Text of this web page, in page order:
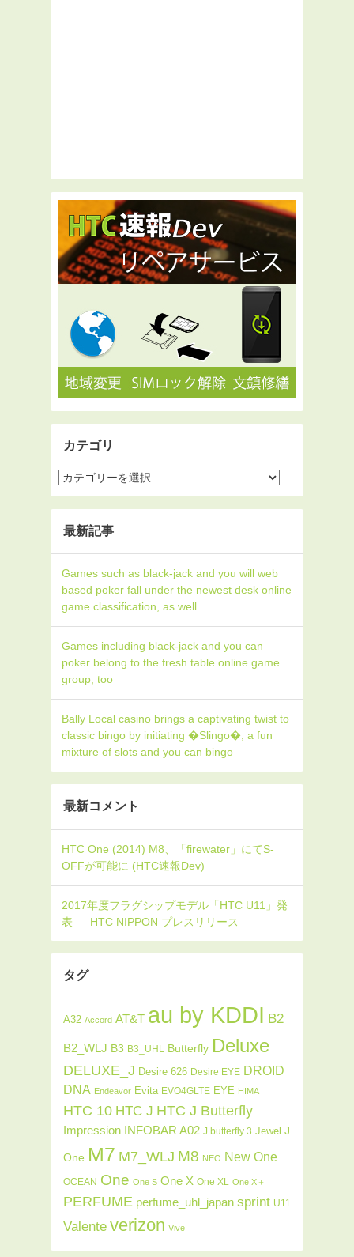
カテゴリ
最新記事
Games such as black-jack and you will web
based poker fall under the newest desk online
game classification, as well
Games including black-jack and you can
poker belong to the fresh table online game
group, too
Bally Local casino brings a captivating twist to
classic bingo by initiating �Slingo�, a fun
mixture of slots and you can bingo
最新コメント
タグ
A32 Accord AT&T au by KDDI B2
B2_WLJ B3 B3_UHL Butterfly Deluxe
DELUXE_J Desire 626 Desire EYE DROID
DNA Endeavor Evita EVO4GLTE EYE HIMA
HTC 10 HTC J HTC J Butterfly
Impression INFOBAR A02 J butterfly 3 Jewel J
One M7 M7_WLJ M8 NEO New One
OCEAN One One S One X One XL One X＋
PERFUME perfume_uhl_japan sprint U11
Valente verizon Vive